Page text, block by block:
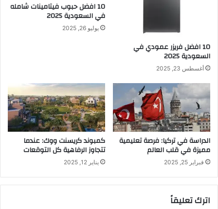
10 افضل فريزر عمودي​ في
السعودية​ 2025
أغسطس 23, 2025
10 افضل حبوب فيتامينات شامله​
في السعودية 2025
يوليو 26, 2025
الدراسة في تركيا: فرصة تعليمية
مميزة في قلب العالم
فبراير 25, 2025
كمبوند كريسنت ووك: عندما
تتجاوز الرفاهية كل التوقعات
يناير 12, 2025
اترك تعليقاً